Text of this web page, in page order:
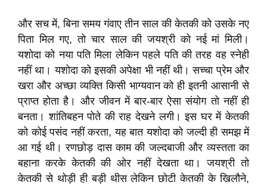
और सच में, बिना समय गंवाए तीन साल की केतकी को उसके नए
पिता मिल गए, तो चार साल की जयश्री को नई मां मिली।
यशोदा को नया पति मिला लेकिन पहले पति की तरह वह स्नेही
नहीं था। यशोदा को इसकी अपेक्षा भी नहीं थी। सच्चा प्रेम और
खरा और अच्छा व्यक्ति किसी भाग्यवान को ही इतनी आसानी से
प्राप्त होता है। और जीवन में बार-बार ऐसा संयोग तो नहीं ही
बनता। शांतिबहन पोते की राह देखने लगी। इस घर में केतकी
को कोई पसंद नहीं करता, यह बात यशोदा को जल्दी ही समझ में
आ गई थी। रणछोड़ दास काम की जल्दबाजी और व्यस्तता का
बहाना करके केतकी की ओर नहीं देखता था। जयश्री तो
केतकी से थोड़ी ही बड़ी थीस लेकिन छोटी केतकी के खिलौने,